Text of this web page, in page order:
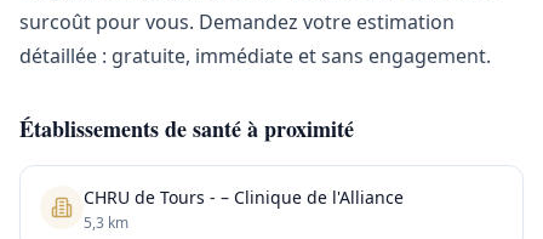
surcoût pour vous. Demandez votre estimation
détaillée : gratuite, immédiate et sans engagement.
Établissements de santé à proximité
CHRU de Tours - – Clinique de l'Alliance
5,3 km